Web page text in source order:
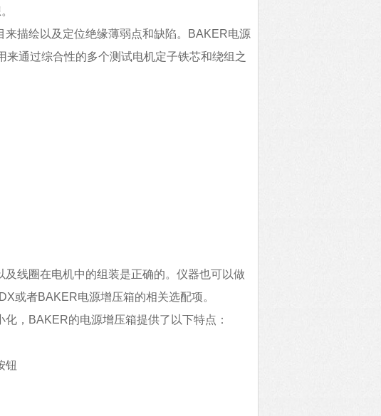
描绘以及定位绝缘薄弱点和缺陷。BAKER电源
通过综合性的多个测试电机定子铁芯和绕组之
线圈在电机中的组装是正确的。仪器也可以做
或者BAKER电源增压箱的相关选配项。
，BAKER的电源增压箱提供了以下特点：
钮